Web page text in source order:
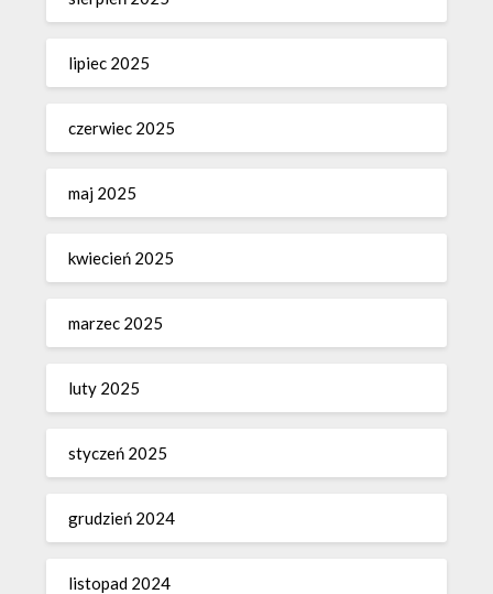
lipiec 2025
czerwiec 2025
maj 2025
kwiecień 2025
marzec 2025
luty 2025
styczeń 2025
grudzień 2024
listopad 2024